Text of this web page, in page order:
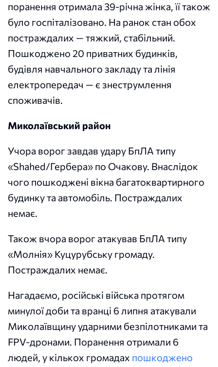
поранення отримала 39-річна жінка, її також
було госпіталізовано. На ранок стан обох
постраждалих — тяжкий, стабільний.
Пошкоджено 20 приватних будинків,
будівля навчального закладу та лінія
електропередач — є знеструмлення
споживачів.
Миколаївський район
Учора ворог завдав удару БпЛА типу
«Shahed/Гербера» по Очакову. Внаслідок
чого пошкоджені вікна багатоквартирного
будинку та автомобіль. Постраждалих
немає.
Також вчора ворог атакував БпЛА типу
«Молнія» Куцурубську громаду.
Постраждалих немає.
Нагадаємо, російські війська протягом
минулої доби та вранці 6 липня атакували
Миколаївщину ударними безпілотниками та
FPV-дронами. Поранення отримали 6
людей, у кількох громадах пошкоджено